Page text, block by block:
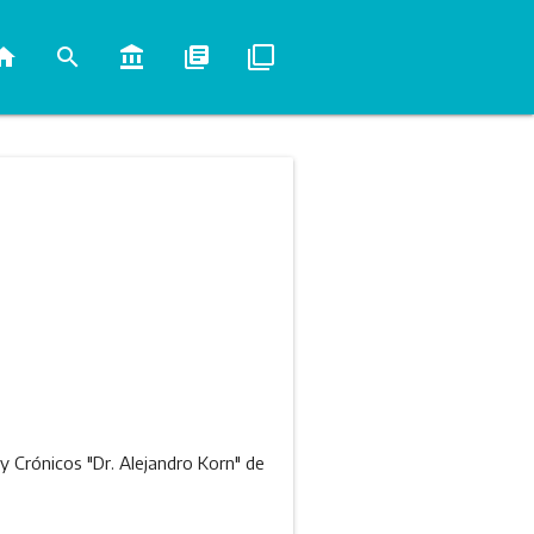
search account_balance library_books filter_none
Crónicos "Dr. Alejandro Korn" de